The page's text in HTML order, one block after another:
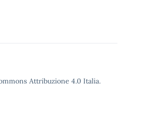
Attribuzione 4.0 Italia.